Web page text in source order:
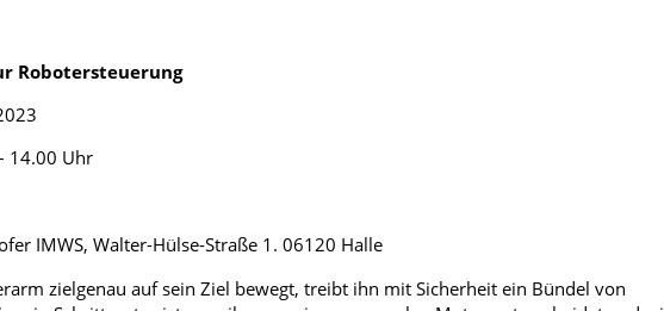
Robotersteuerung
Uhr
Walter-Hülse-Straße 1. 06120 Halle
zielgenau auf sein Ziel bewegt, treibt ihn mit Sicherheit ein Bündel von